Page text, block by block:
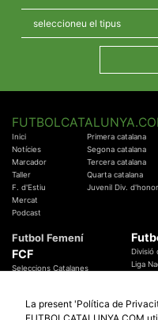
Inici
Notícies
Marcador
Taller
F. d'Estiu
Mercat
Podcast
Primera catalana
Segona catalana
Tercera catalana
Quarta catalana
Juvenil Div.
Futbol Femení
FCF
Seleccions Catalanes
Temes Federatius
Divisió
Liga
La present 'Política de